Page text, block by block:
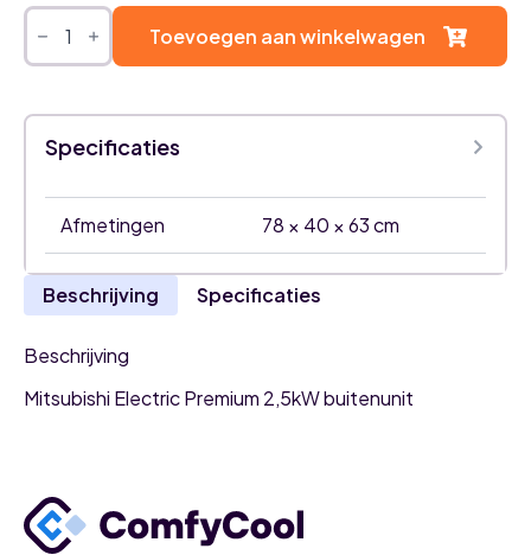
Mitsubishi
Electric
Premium
2,5kW
buitenunit
aantal
Toevoegen aan winkelwagen
Specificaties
Afmetingen 78 × 40 × 63 cm
Beschrijving Specificaties
Beschrijving
Mitsubishi Electric Premium 2,5kW buitenunit